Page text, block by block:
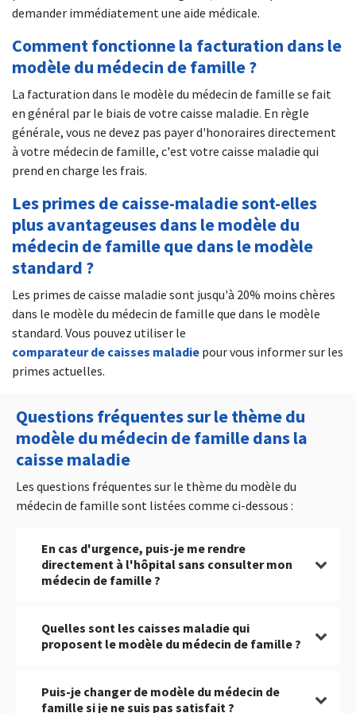
demander immédiatement une aide médicale.
Comment fonctionne la facturation dans le
modèle du médecin de famille ?
La facturation dans le modèle du médecin de famille se fait
en général par le biais de votre caisse maladie. En règle
générale, vous ne devez pas payer d'honoraires directement
à votre médecin de famille, c'est votre caisse maladie qui
prend en charge les frais.
Les primes de caisse-maladie sont-elles
plus avantageuses dans le modèle du
médecin de famille que dans le modèle
standard ?
Les primes de caisse maladie sont jusqu'à 20% moins chères
dans le modèle du médecin de famille que dans le modèle
standard. Vous pouvez utiliser le
comparateur de caisses maladie pour vous informer sur les
primes actuelles.
Questions fréquentes sur le thème du
modèle du médecin de famille dans la
caisse maladie
Les questions fréquentes sur le thème du modèle du
médecin de famille sont listées comme ci-dessous :
En cas d'urgence, puis-je me rendre
directement à l'hôpital sans consulter mon
médecin de famille ?
Oui, en cas d'urgence, vous pouvez vous rendre
directement à l'hôpital sans contacter d'abord
Quelles sont les caisses maladie qui
proposent le modèle du médecin de famille ?
Toutes les caisses maladie proposent le modèle
du médecin de famille en Suisse. Vous pouvez vous
Puis-je changer de modèle du médecin de
famille si je ne suis pas satisfait ?